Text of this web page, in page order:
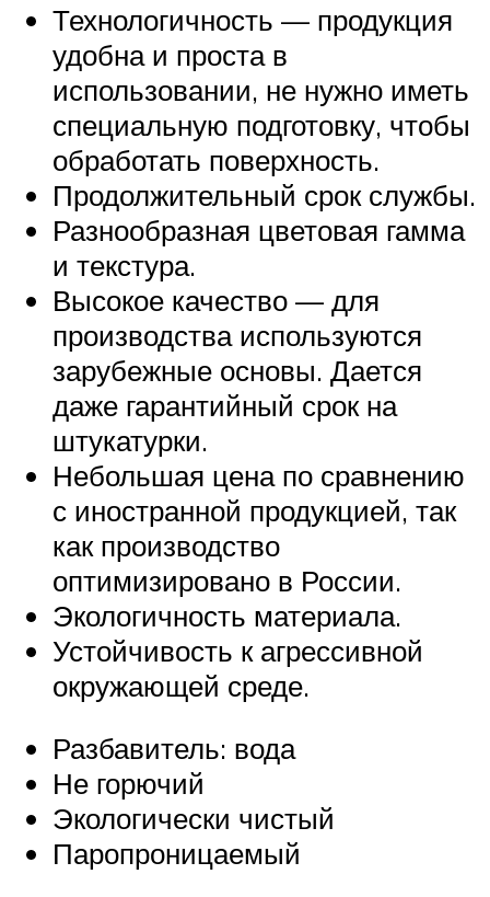
Технологичность — продукция
удобна и проста в
использовании, не нужно иметь
специальную подготовку, чтобы
обработать поверхность.
Продолжительный срок службы.
Разнообразная цветовая гамма
и текстура.
Высокое качество — для
производства используются
зарубежные основы. Дается
даже гарантийный срок на
штукатурки.
Небольшая цена по сравнению
с иностранной продукцией, так
как производство
оптимизировано в России.
Экологичность материала.
Устойчивость к агрессивной
окружающей среде.
Разбавитель: вода
Не горючий
Экологически чистый
Паропроницаемый